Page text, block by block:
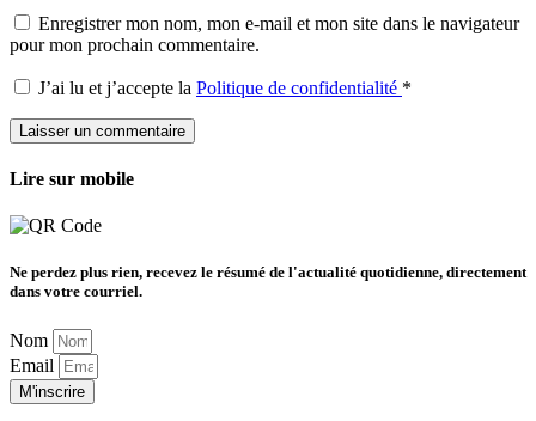
Enregistrer mon nom, mon e-mail et mon site dans le navigateur
pour mon prochain commentaire.
J’ai lu et j’accepte la Politique de confidentialité *
Lire sur mobile
Ne perdez plus rien, recevez le résumé de l'actualité quotidienne, directement
dans votre courriel.
Nom
Email
M'inscrire